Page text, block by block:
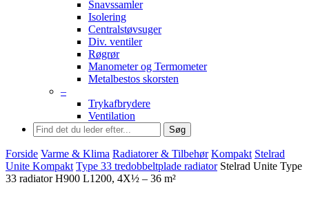
Snavssamler
Isolering
Centralstøvsuger
Div. ventiler
Røgrør
Manometer og Termometer
Metalbestos skorsten
–
Trykafbrydere
Ventilation
Søg
Forside Varme & Klima Radiatorer & Tilbehør Kompakt Stelrad
Unite Kompakt Type 33 tredobbeltplade radiator Stelrad Unite Type
33 radiator H900 L1200, 4X½ – 36 m²